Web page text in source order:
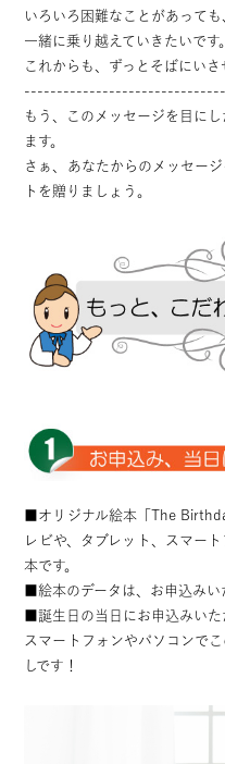
いろいろ困難なことがあっても
一緒に乗り越えていきたいです。
これからも、ずっとそばにいさ
もう、このメッセージを目に
ます。
さぁ、あなたからのメッセー
トを贈りましょう。
■オリジナル絵本「The
レビや、タブレット、スマー
本です。
■絵本のデータは、お申込みい
■誕生日の当日にお申込みいた
スマートフォンやパソコンで
しです！